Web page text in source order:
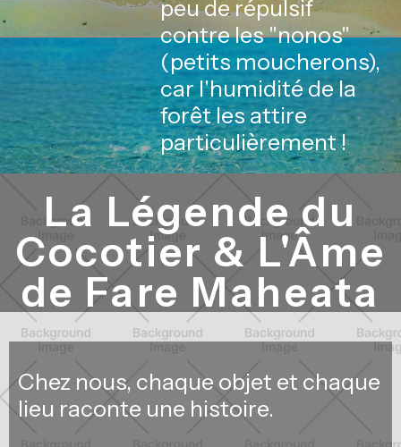
peu de répulsif
contre les "nonos"
(petits moucherons),
car l'humidité de la
forêt les attire
particulièrement !
La Légende du
Cocotier & L'Âme
de Fare Maheata
Chez nous, chaque objet et chaque
lieu raconte une histoire.